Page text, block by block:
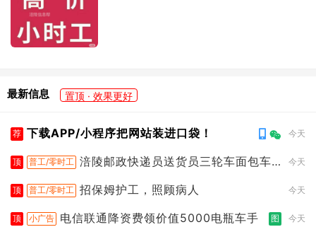
最新信息 置顶 · 效果更好
荐 下载APP/小程序把网站装进口袋！ 今天
顶 普工/零时工 涪陵邮政快递员送货员三轮车面包车
今天
顶 普工/零时工 招保姆护工，照顾病人 今天
顶 小广告 电信联通降资费领价值5000电瓶车手 图 今天